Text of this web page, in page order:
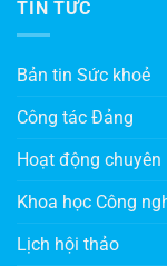
TIN TỨC
Bản tin Sức khoẻ
Công tác Đảng
Hoạt động chuyên
Khoa học Công
Lịch hội thảo